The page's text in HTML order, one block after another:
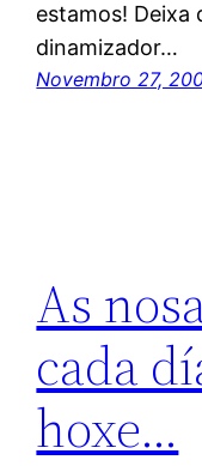
estamos! Deixa
dinamizador…
Novembro 27,
As
cada
hoxe…